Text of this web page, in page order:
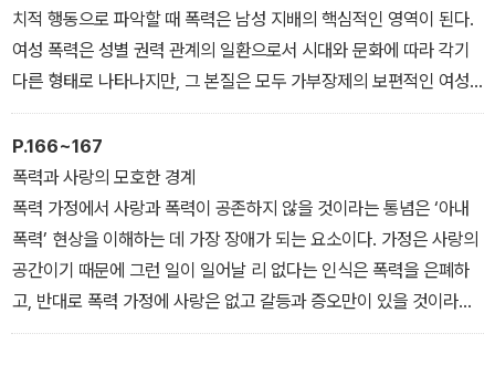
된 실천이라고 할 수 있다. 이성을 잃었을 때 폭력이 발생한다기보다
는 폭력에 의해 이성이 실현되는 것이다. (3장)
치적 행동으로 파악할 때 폭력은 남성 지배의 핵심적인 영역이 된다.
여성 폭력은 성별 권력 관계의 일환으로서 시대와 문화에 따라 각기
다른 형태로 나타나지만, 그 본질은 모두 가부장제의 보편적인 여성
통제라는 점에서 같다. 그러므로 ‘아내 폭력’은 가정 폭력의 한 종류라
기보다는 강간·성매매·포르노·음란 전화·성기 노출·성희롱·근친 강간·
마녀 사냥·신부 화장(bride burning)·아내 순사(殉死)·음핵 절개·전
족 같은 여성에 대한 폭력의 한 형태이다. (3장)
P.166~167
폭력과 사랑의 모호한 경계
폭력 가정에서 사랑과 폭력이 공존하지 않을 것이라는 통념은 ‘아내
폭력’ 현상을 이해하는 데 가장 장애가 되는 요소이다. 가정은 사랑의
공간이기 때문에 그런 일이 일어날 리 없다는 인식은 폭력을 은폐하
고, 반대로 폭력 가정에 사랑은 없고 갈등과 증오만이 있을 것이라는
생각은 그곳에 머물고 있는 피해 여성을 이해하기 어렵게 한다. 가부